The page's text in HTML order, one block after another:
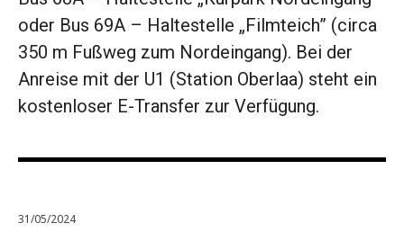
oder Bus 69A – Haltestelle „Filmteich” (circa
350 m Fußweg zum Nordeingang). Bei der
Anreise mit der U1 (Station Oberlaa) steht ein
kostenloser E-Transfer zur Verfügung.
31/05/2024